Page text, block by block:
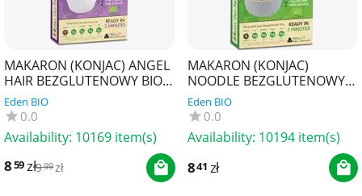
MAKARON (KONJAC) ANGEL
HAIR BEZGLUTENOWY BIO
385 g (300 g) - BETTER THAN
FOODS
Eden BIO
0.0
Availability: 10169 item(s)
859zł999zł
MAKARON (KONJAC)
NOODLE BEZGLUTENOWY
BIO 385 g (300 g) - BETTER
THAN FOODS
Eden BIO
0.0
Availability: 10194 item(s)
841 zł